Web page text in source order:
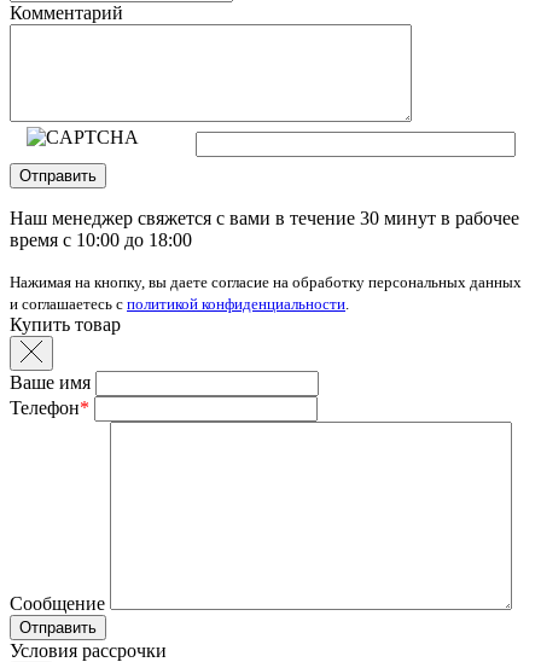
Комментарий
Отправить
Наш менеджер свяжется с вами в течение 30 минут в рабочее
время с 10:00 до 18:00
Нажимая на кнопку, вы даете согласие на обработку персональных данных
и соглашаетесь с политикой конфиденциальности
Купить товар
Ваше имя
Телефон*
Сообщение
Условия рассрочки